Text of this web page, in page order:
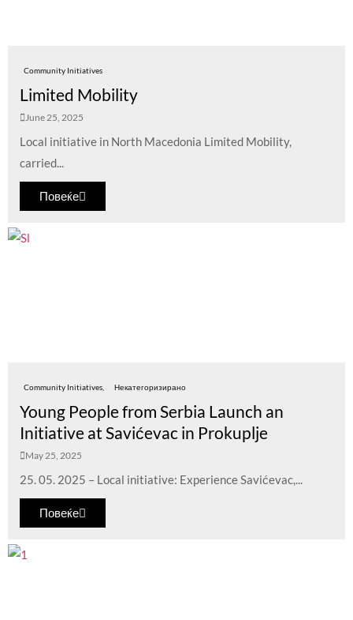
Community Initiatives
Limited Mobility
June 25, 2025
Local initiative in North Macedonia Limited Mobility,
carried...
Повеќе
Community Initiatives Некатегоризирано
Young People from Serbia Launch an
Initiative at Savićevac in Prokuplje
May 25, 2025
25. 05. 2025 – Local initiative: Experience Savićevac,...
Повеќе